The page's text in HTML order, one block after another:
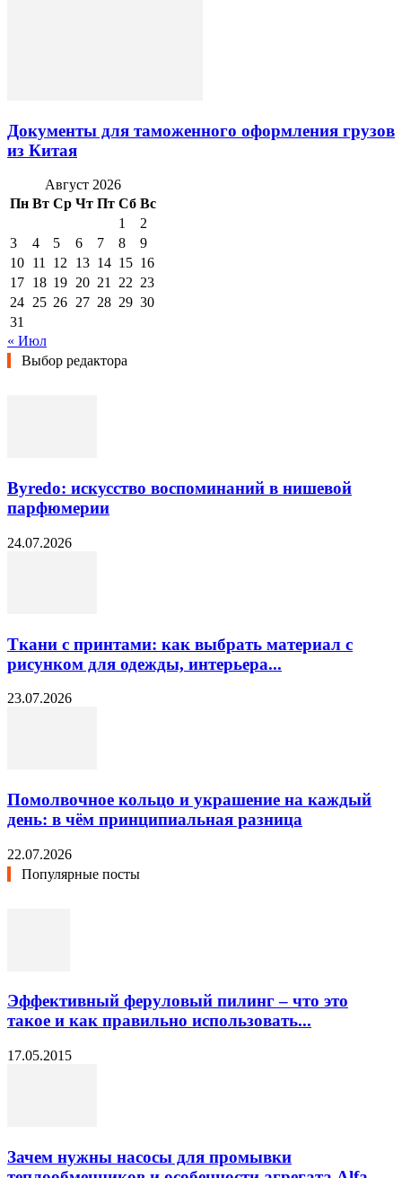
Документы для таможенного оформления грузов
из Китая
Август 2026
Пн Вт Ср Чт Пт Сб Вс
1
2
3
4 5 6 7 8
9
10 11 12 13 14 15 16
17 18 19 20 21 22 23
24 25 26 27 28 29 30
31
« Июл
Выбор редактора
Byredo: искусство воспоминаний в нишевой
парфюмерии
24.07.2026
Ткани с принтами: как выбрать материал с
рисунком для одежды, интерьера...
23.07.2026
Помолвочное кольцо и украшение на каждый
день: в чём принципиальная разница
22.07.2026
Популярные посты
Эффективный феруловый пилинг – что это
такое и как правильно использовать...
17.05.2015
Зачем нужны насосы для промывки